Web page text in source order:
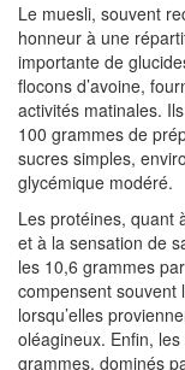
Le muesli, souvent
honneur à une
importante de
flocons d’avoine,
activités matinales.
100 grammes de
sucres simples,
glycémique modéré.
Les protéines, quant
et à la sensation de
les 10,6 grammes
compensent souvent
lorsqu’elles
oléagineux. Enfin,
grammes, dominés